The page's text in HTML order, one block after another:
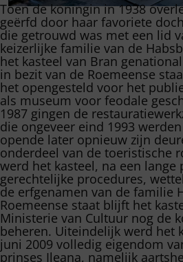
Toen de koningin in 1938
geërfd door haar favoriete
die getrouwd was met een lid
keizerlijke familie van de
het kasteel van Bran
in bezit van de Roemeense
het opengesteld voor het
als museum voor feodale
1987 gingen de
die ongeveer eind 1993
opende later opnieuw zijn
onderdeel van de toeristische
werd het kasteel, na een lange
gerechtelijke procedures,
de erfgenamen van de familie
Roemeense staat blijft het
Ministerie van Cultuur nog de
beheren. Uiteindelijk werd het
juni 2009 volledig eigendom
prinses Ileana, namelijk